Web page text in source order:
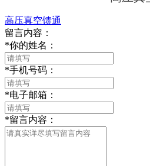
高压真空馈通
留言内容：
*你的姓名：
*手机号码：
*电子邮箱：
*留言内容：